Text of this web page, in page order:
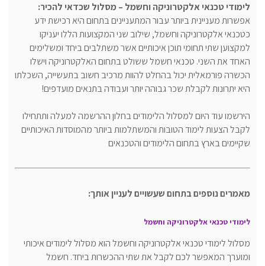
לימודי טכנאי אלקטרוניקה וחשמל – מסלול שכדאי להכיר:
אפשרות מעניינית ביותר עבור המתעניינים בתחום היא רכישת ידע
כטכנאי אלקטרוניקה וחשמל, שילוב שני המקצועות הללו יעניקו
למקצוען שתי תחומי תוכן איכותיים אשר משתלבים ביחד ומשלימים
האחד את השני. טכנאי חשמל ששולט בתחום האלקטרוניקה וישלו
הכשרה פורמאלית יכול בהחלט להוות מרכיב חשוב בתעשייה, השכלתו
היא יתרונות לקבלת שכר גבוהה יותר ועבודה בתנאים מועדפים!
הירשמו עוד היום למסלול הלימודים בחלון ההרשמה למעלה ותתחילו
לקבל הצעות לימוד הטובות והמשתלמות ביותר מהמוסדות האיכותיים
שקיימים בארץ בתחום הלימודים והטכנאים
מאמרים נוספים בתחום שעשויים לעניין אותך:
לימודי טכנאי אלקטרוניקה וחשמל
מסלול לימודי טכנאי אלקטרוניקה וחשמל הוא מסלול לימודים איכותי
ומוערך המאפשר לכם לקבל את שתי ההכשרות ביחד. חשמל